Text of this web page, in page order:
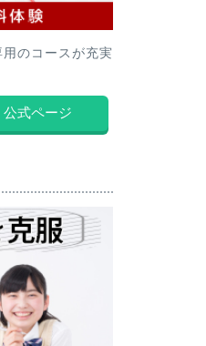
のコースが充実
公式ページ